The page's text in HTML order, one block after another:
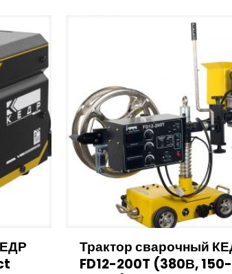
Трактор сварочный
FD12-200T (380В, 150-